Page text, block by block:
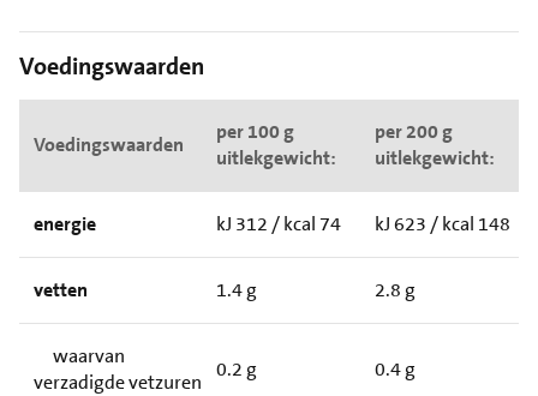
Voedingswaarden
Voedingswaarden
per 100 g
uitlekgewicht:
per 200 g
uitlekgewicht:
energie kJ 312 / kcal 74 kJ 623 / kcal 148
vetten 1.4 g 2.8 g
waarvan
verzadigde vetzuren
0.2 g 0.4 g